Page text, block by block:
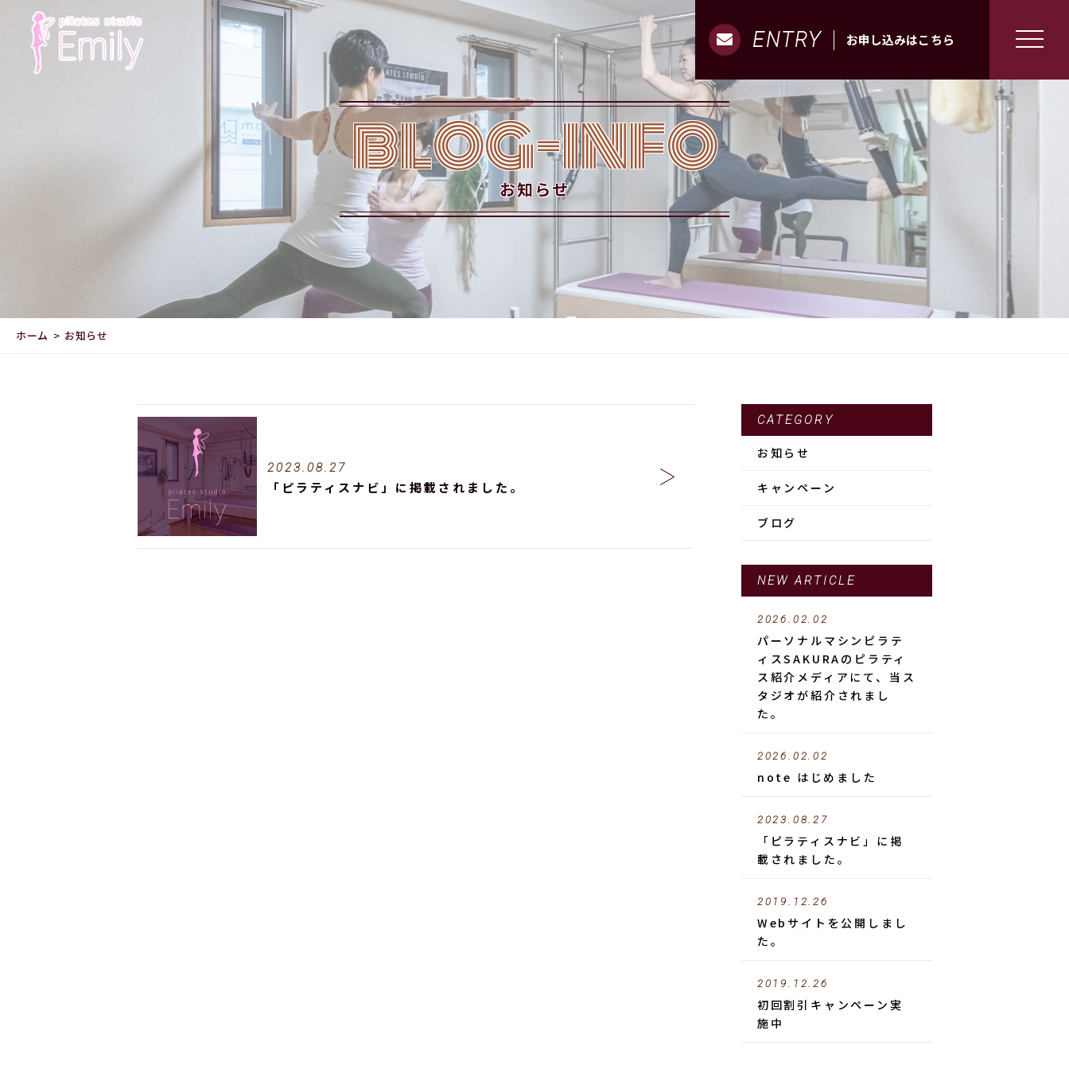
ENTRY お申し込みはこちら
BLOG-INFO
お知らせ
ホーム お知らせ
2023.08.27
「ピラティスナビ」に掲載されました。
CATEGORY
お知らせ
キャンペーン
ブログ
NEW ARTICLE
2026.02.02
パーソナルマシンピラテ
ィスSAKURAのピラティ
ス紹介メディアにて、当ス
タジオが紹介されまし
た。
2026.02.02
note はじめました
2023.08.27
「ピラティスナビ」に掲
載されました。
2019.12.26
Webサイトを公開しまし
た。
2019.12.26
初回割引キャンペーン実
施中